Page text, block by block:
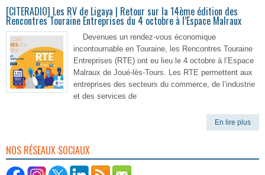
[CITERADIO] Les RV de Ligaya | Retour sur la 14ème édition des
Rencontres Touraine Entreprises du 4 octobre à l’Espace Malraux
Devenues un rendez-vous économique
incontournable en Touraine, les Rencontres Touraine
Entreprises (RTE) ont eu lieu le 4 octobre à l’Espace
Malraux de Joué-lès-Tours. Les RTE permettent aux
entreprises des secteurs du commerce, de l’industrie
et des services de
En lire plus
NOS RÉSEAUX SOCIAUX